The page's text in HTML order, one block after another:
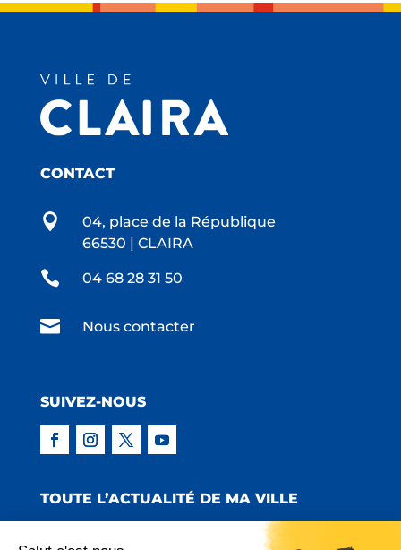
CONTACT

04, place de la République
66530 | CLAIRA
 04 68 28 31 50
 Nous contacter
SUIVEZ-NOUS
TOUTE L’ACTUALITÉ DE MA VILLE